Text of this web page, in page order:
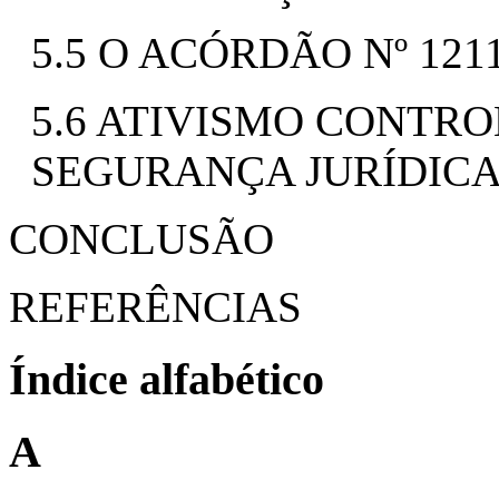
5.5 O ACÓRDÃO Nº
5.6 ATIVISMO
SEGURANÇA
CONCLUSÃO
REFERÊNCIAS
Índice alfabético
A